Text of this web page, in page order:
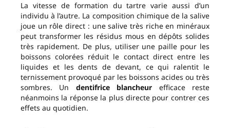
La vitesse de formation du tartre varie aussi d’un
individu à l’autre. La composition chimique de la salive
joue un rôle direct : une salive très riche en minéraux
peut transformer les résidus mous en dépôts solides
très rapidement. De plus, utiliser une paille pour les
boissons colorées réduit le contact direct entre les
liquides et les dents de devant, ce qui ralentit le
ternissement provoqué par les boissons acides ou très
sombres. Un dentifrice blancheur efficace reste
néanmoins la réponse la plus directe pour contrer ces
effets au quotidien.